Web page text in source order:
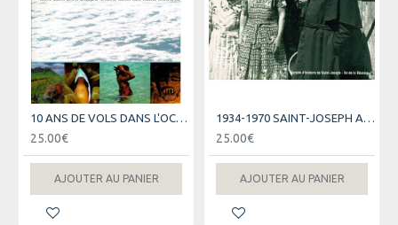
10 ANS DE VOLS DANS L'OCEAN INDIEN - AIR AUSTRAL
25.00€
AJOUTER AU PANIER
1934-1970 SAINT-JOSEPH AU FIL DES JOURS
25.00€
AJOUTER AU PANIER